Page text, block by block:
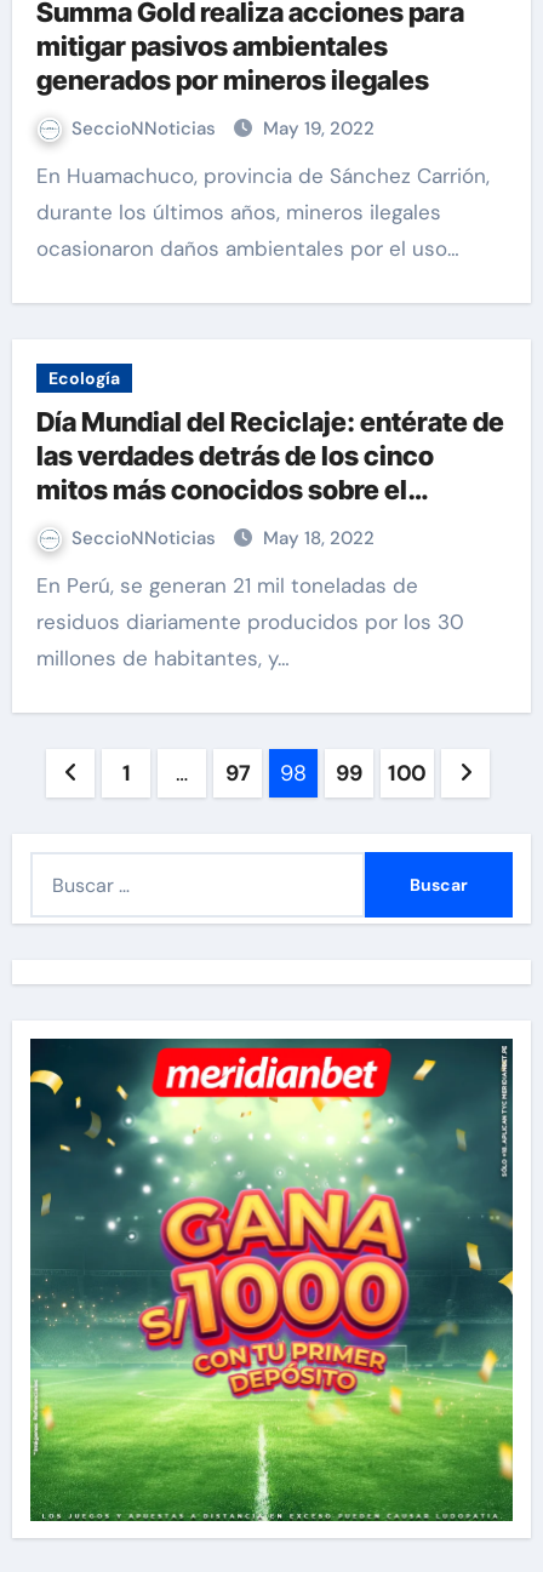
Summa Gold realiza acciones para
mitigar pasivos ambientales
generados por mineros ilegales
SeccioNNoticias May 19, 2022
En Huamachuco, provincia de Sánchez Carrión,
durante los últimos años, mineros ilegales
ocasionaron daños ambientales por el uso…
Ecología
Día Mundial del Reciclaje: entérate de
las verdades detrás de los cinco
mitos más conocidos sobre el
reciclaje
SeccioNNoticias May 18, 2022
En Perú, se generan 21 mil toneladas de
residuos diariamente producidos por los 30
millones de habitantes, y…
Paginación
entradas
1 … 97 98 99 100
r
: